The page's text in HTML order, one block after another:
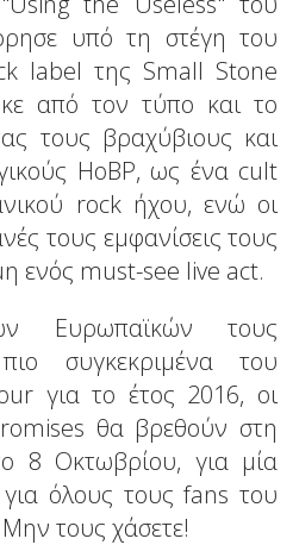
υπό τη στέγη του
label της Small Stone
από τον τύπο και το
τους βραχύβιους και
HoBP, ως ένα cult
rock ήχου, ενώ οι
τους εμφανίσεις τους
ενός must-see live act.
Ευρωπαϊκών τους
συγκεκριμένα του
για το έτος 2016, οι
θα βρεθούν στη
8 Οκτωβρίου, για μία
όλους τους fans του
τους χάσετε!